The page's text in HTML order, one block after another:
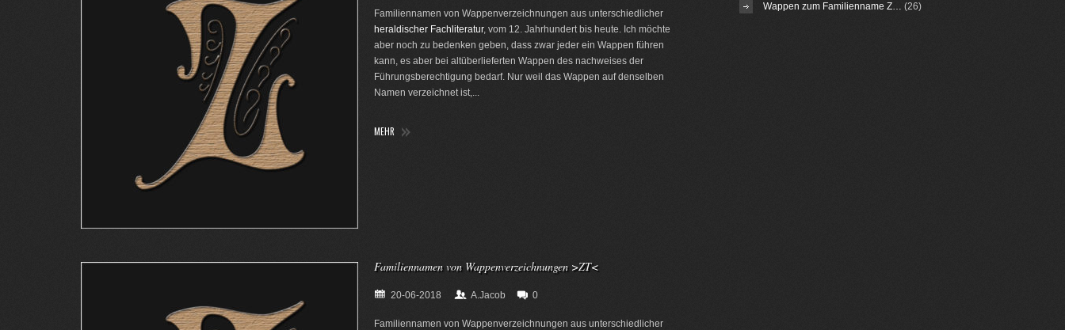
Familiennamen von Wappenverzeichnungen aus unterschiedlicher
heraldischer Fachliteratur, vom 12. Jahrhundert bis heute. Ich möchte
aber noch zu bedenken geben, dass zwar jeder ein Wappen führen
kann, es aber bei altüberlieferten Wappen des nachweises der
Führungsberechtigung bedarf. Nur weil das Wappen auf denselben
Namen verzeichnet ist,...
MEHR
Familiennamen von Wappenverzeichnungen >ZT<
20-06-2018 A.Jacob 0
Familiennamen von Wappenverzeichnungen aus unterschiedlicher
Wappen zum Familienname Z… (26)